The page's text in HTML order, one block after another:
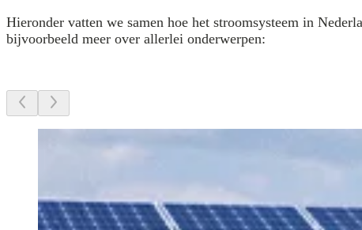
Hieronder vatten we samen hoe het stroomsysteem in
bijvoorbeeld meer over allerlei onderwerpen: